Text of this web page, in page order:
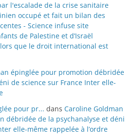
l'escalade de la crise sanitaire
occupé et fait un bilan des
- Science infuse site
de Palestine et d’Israël
que le droit international est
épinglée pour promotion débridée
de science sur France Inter elle-
pour pr... dans Caroline Goldman
débridée de la psychanalyse et déni
elle-même rappelée à l’ordre